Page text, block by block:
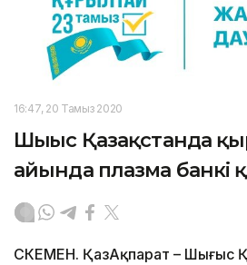
16:47, 20 Тамыз 2020
Шығыс Қазақстанда
айында плазма банкі
ӨСКЕМЕН. ҚазАқпарат – Шығыс